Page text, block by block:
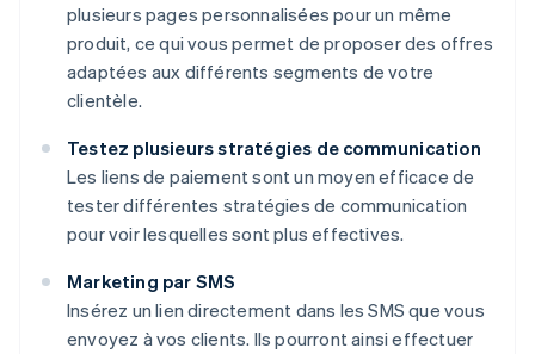
plusieurs pages personnalisées pour un même
produit, ce qui vous permet de proposer des offres
adaptées aux différents segments de votre
clientèle.
Testez plusieurs stratégies de communication
Les liens de paiement sont un moyen efficace de
tester différentes stratégies de communication
pour voir lesquelles sont plus effectives.
Marketing par SMS
Insérez un lien directement dans les SMS que vous
envoyez à vos clients. Ils pourront ainsi effectuer